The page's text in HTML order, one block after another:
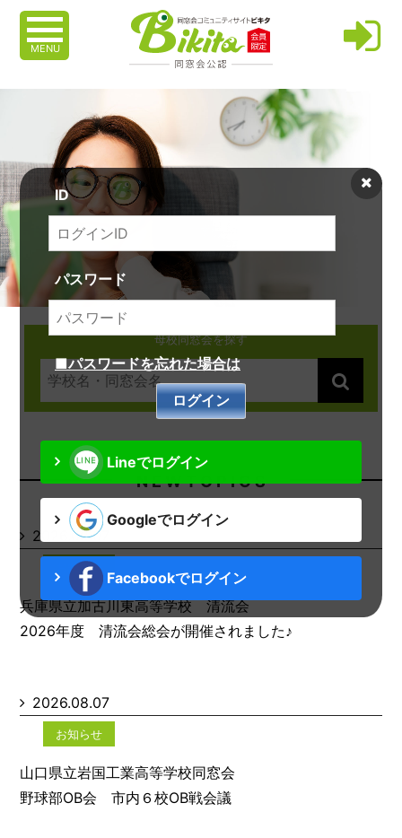
MENU
ID
パスワード
■パスワードを忘れた場合は
Lineでログイン
Googleでログイン
Facebookでログイン
母校同窓会を探す
N E W T O P I C S
2026.08.07
お知らせ
兵庫県立加古川東高等学校 清流会
2026年度 清流会総会が開催されました♪
2026.08.07
お知らせ
山口県立岩国工業高等学校同窓会
野球部OB会 市内６校OB戦会議